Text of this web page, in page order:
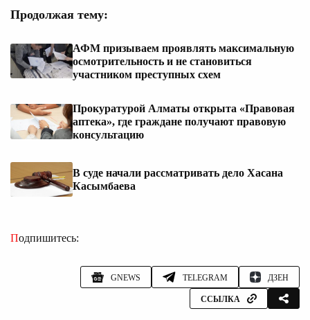
Продолжая тему:
АФМ призываем проявлять максимальную
осмотрительность и не становиться
участником преступных схем
Прокуратурой Алматы открыта «Правовая
аптека», где граждане получают правовую
консультацию
В суде начали рассматривать дело Хасана
Касымбаева
Подпишитесь:
GNEWS TELEGRAM ДЗЕН
ССЫЛКА